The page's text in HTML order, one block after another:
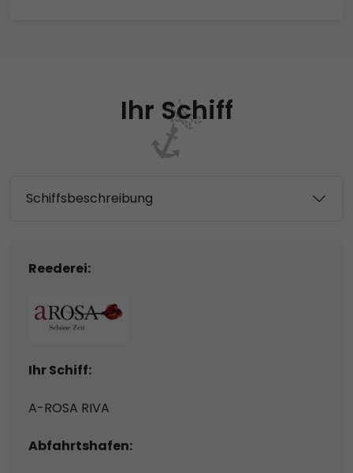
Ihr Schiff
Schiffsbeschreibung
Reederei:
Ihr Schiff:
A-ROSA RIVA
Abfahrtshafen: